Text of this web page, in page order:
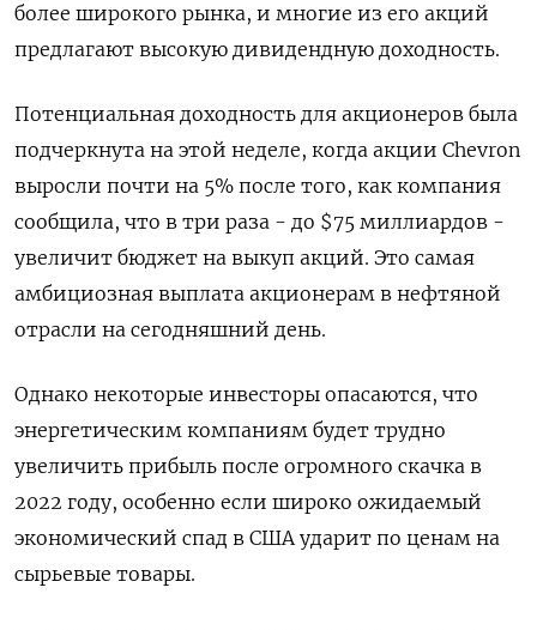
более широкого рынка, и многие из его акций
предлагают высокую дивидендную доходность.
Потенциальная доходность для акционеров была
подчеркнута на этой неделе, когда акции Chevron
выросли почти на 5% после того, как компания
сообщила, что в три раза - до $75 миллиардов -
увеличит бюджет на выкуп акций. Это самая
амбициозная выплата акционерам в нефтяной
отрасли на сегодняшний день.
Однако некоторые инвесторы опасаются, что
энергетическим компаниям будет трудно
увеличить прибыль после огромного скачка в
2022 году, особенно если широко ожидаемый
экономический спад в США ударит по ценам на
сырьевые товары.